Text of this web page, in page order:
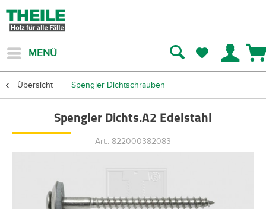
MENÜ
Übersicht Spengler Dichtschrauben
Spengler Dichts.A2 Edelstahl
Art.: 822000382083